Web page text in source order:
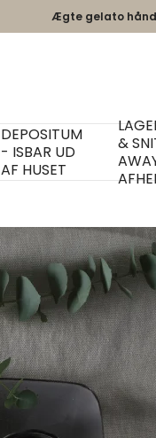
Ægte gelato
DEPOSITUM
- ISBAR UD
AF HUSET
&